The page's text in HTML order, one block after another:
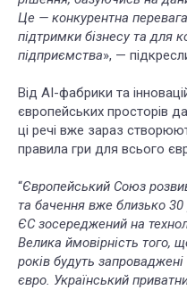
Це — конкурентна перевага
підтримки бізнесу та для
підприємства», —
Від AI-фабрики та
європейських просторів
ці речі вже зараз
правила гри для всього
“Європейський Союз
та бачення вже близько
ЄС зосереджений на
Велика ймовірність того,
років будуть
євро. Український